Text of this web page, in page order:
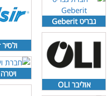
גבריט Geberit
אוליבר OLI
ולסיר Valsir
ויטרה Vitra